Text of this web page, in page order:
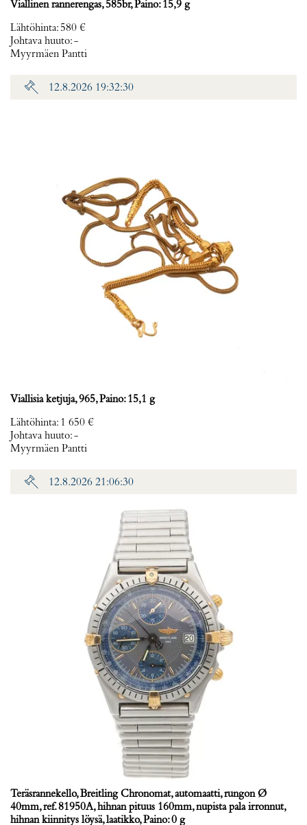
Viallinen rannerengas, 585br, Paino: 15,9 g
Lähtöhinta: 580 €
Johtava huuto:-
Myyrmäen Pantti
12.8.2026 19:32:30
Viallisia ketjuja, 965, Paino: 15,1 g
Lähtöhinta: 1 650 €
Johtava huuto:-
Myyrmäen Pantti
12.8.2026 21:06:30
Teräsrannekello, Breitling Chronomat, automaatti, rungon Ø
40mm, ref. 81950A, hihnan pituus 160mm, nupista pala irronnut,
hihnan kiinnitys löysä, laatikko, Paino: 0 g